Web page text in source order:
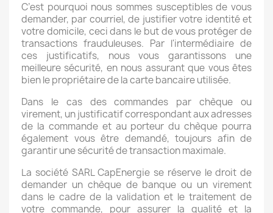
C’est pourquoi nous sommes susceptibles de vous
demander, par courriel, de justifier votre identité et
votre domicile, ceci dans le but de vous protéger de
transactions frauduleuses. Par l'intermédiaire de
ces justificatifs, nous vous garantissons une
meilleure sécurité, en nous assurant que vous êtes
bien le propriétaire de la carte bancaire utilisée.
Dans le cas des commandes par chèque ou
virement, un justificatif correspondant aux adresses
de la commande et au porteur du chèque pourra
également vous être demandé, toujours afin de
garantir une sécurité de transaction maximale.
La société SARL CapEnergie se réserve le droit de
demander un chèque de banque ou un virement
dans le cadre de la validation et le traitement de
votre commande, pour assurer la qualité et la